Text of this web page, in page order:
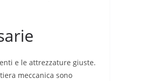
e le attrezzature giuste.
meccanica sono